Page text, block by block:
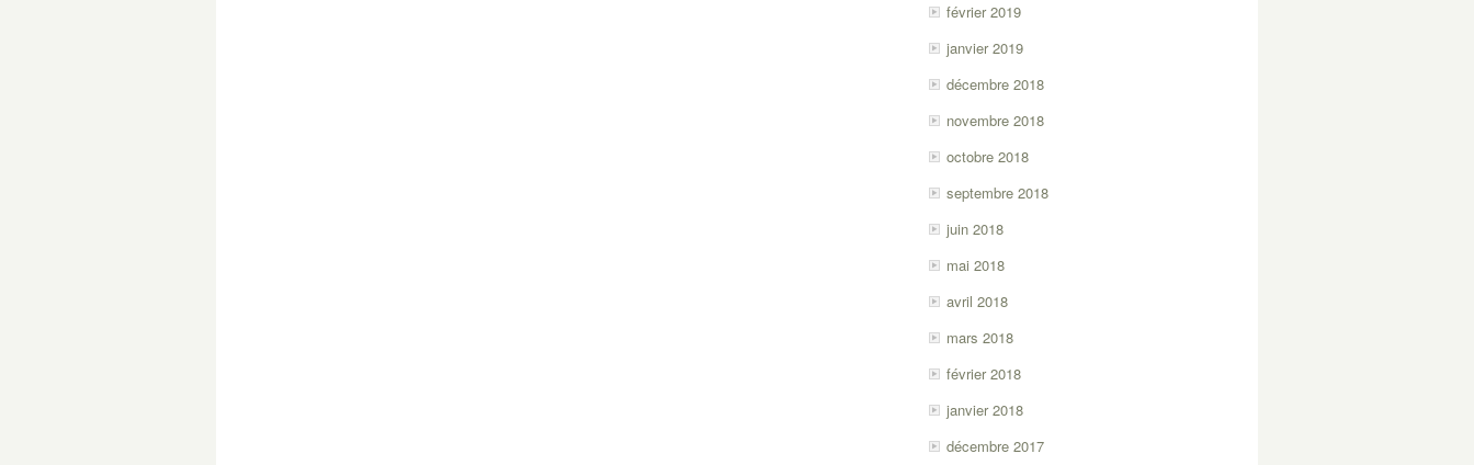
février 2019
janvier 2019
décembre 2018
novembre 2018
octobre 2018
septembre 2018
juin 2018
mai 2018
avril 2018
mars 2018
février 2018
janvier 2018
décembre 2017